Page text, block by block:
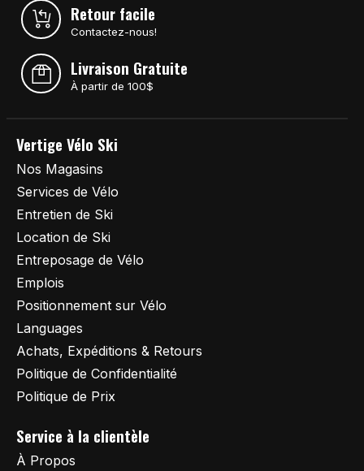
Retour facile
Contactez-nous!
Livraison Gratuite
À partir de 100$
Vertige Vélo Ski
Nos Magasins
Services de Vélo
Entretien de Ski
Location de Ski
Entreposage de Vélo
Emplois
Positionnement sur Vélo
Languages
Achats, Expéditions & Retours
Politique de Confidentialité
Politique de Prix
Service à la clientèle
À Propos